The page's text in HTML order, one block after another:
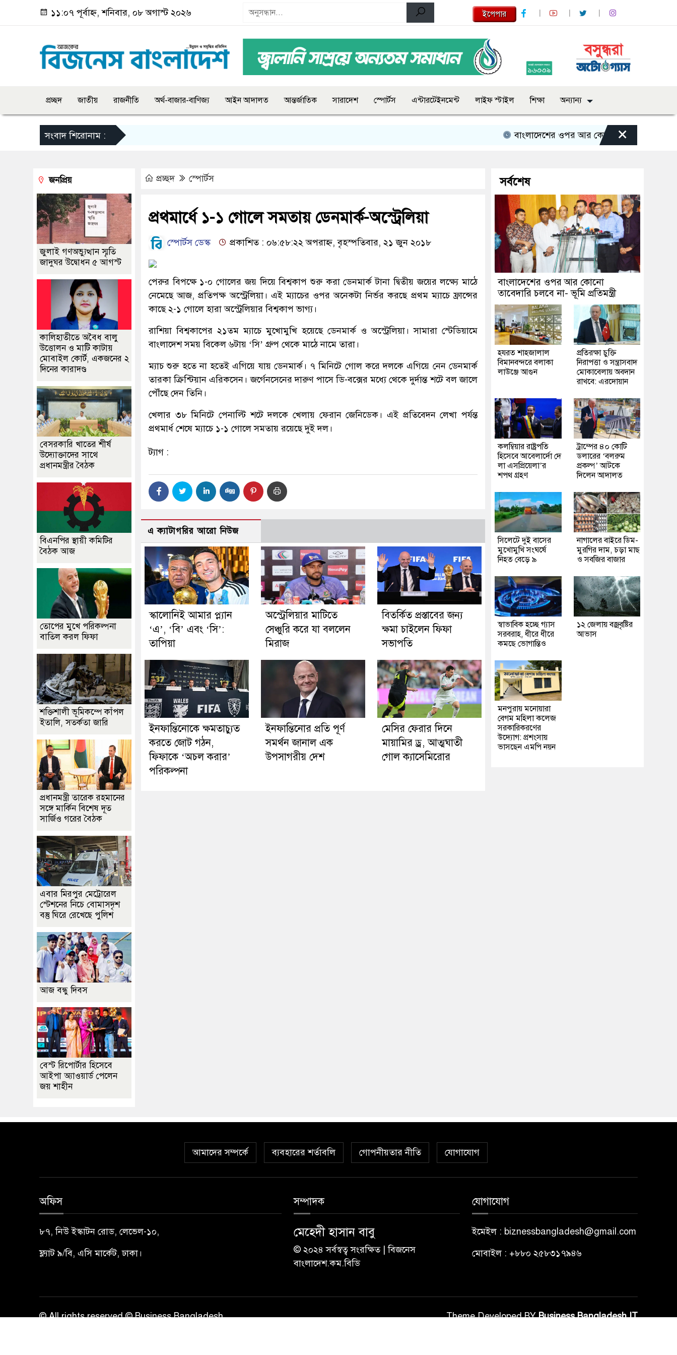
১১:০৭ পূর্বাহ্ন, শনিবার, ০৮ অগাস্ট ২০২৬ ইপেপার
প্রচ্ছদ জাতীয় রাজনীতি অর্থ-বাজার-বাণিজ্য আইন আদালত আন্তর্জাতিক সারাদেশ স্পোর্টস এন্টারটেইনমেন্ট লাইফ স্টাইল শিক্ষা অন্যান্য
সংবাদ শিরোনাম : বাংলাদেশের ওপর আর কোনো তাবেদারি চলবে না- ভূমি
×
প্রচ্ছদ স্পোর্টস
প্রথমার্ধে ১-১ গোলে সমতায় ডেনমার্ক-অস্ট্রেলিয়া
স্পোর্টস ডেস্ক প্রকাশিত : ০৬:৫৮:২২ অপরাহ্ন, বৃহস্পতিবার, ২১ জুন ২০১৮
পেরুর বিপক্ষে ১-০ গোলের জয় দিয়ে বিশ্বকাপ শুরু করা ডেনমার্ক টানা দ্বিতীয় জয়ের লক্ষ্যে মাঠে
নেমেছে আজ, প্রতিপক্ষ অস্ট্রেলিয়া। এই ম্যাচের ওপর অনেকটা নির্ভর করছে প্রথম ম্যাচে ফ্রান্সের
কাছে ২-১ গোলে হারা অস্ট্রেলিয়ার বিশ্বকাপ ভাগ্য।
রাশিয়া বিশ্বকাপের ২১তম ম্যাচে মুখোমুখি হয়েছে ডেনমার্ক ও অস্ট্রেলিয়া। সামারা স্টেডিয়ামে
বাংলাদেশ সময় বিকেল ৬টায় ‘সি’ গ্রুপ থেকে মাঠে নামে তারা।
ম্যাচ শুরু হতে না হতেই এগিয়ে যায় ডেনমার্ক। ৭ মিনিটে গোল করে দলকে এগিয়ে নেন ডেনমার্ক
তারকা ক্রিশ্টিয়ান এরিকসেন। জর্গেনসেনের দারুণ পাসে ডি-বক্সের মধ্যে থেকে দুর্দান্ত শটে বল জালে
পৌঁছে দেন তিনি।
খেলার ৩৮ মিনিটে পেনাল্টি শটে দলকে খেলায় ফেরান জেনিডেক। এই প্রতিবেদন লেখা পর্যন্ত
প্রথমার্ধ শেষে ম্যাচে ১-১ গোলে সমতায় রয়েছে দুই দল।
ট্যাগ :
এ ক্যাটাগরির আরো নিউজ
স্কালোনিই আমার প্ল্যান
‘এ’, ‘বি’ এবং ‘সি’:
তাপিয়া
অস্ট্রেলিয়ার মাটিতে
সেঞ্চুরি করে যা বললেন
মিরাজ
বিতর্কিত প্রস্তাবের জন্য
ক্ষমা চাইলেন ফিফা
সভাপতি
ইনফান্তিনোকে ক্ষমতাচ্যুত
করতে জোট গঠন,
ফিফাকে ‘অচল করার’
পরিকল্পনা
ইনফান্তিনোর প্রতি পূর্ণ
সমর্থন জানাল এক
উপসাগরীয় দেশ
মেসির ফেরার দিনে
মায়ামির ড্র, আত্মঘাতী
গোল ক্যাসেমিরোর
জনপ্রিয়
জুলাই গণঅভ্যুত্থান স্মৃতি
জাদুঘর উদ্বোধন ৫ আগস্ট
কালিহাতীতে অবৈধ বালু
উত্তোলন ও মাটি কাটায়
মোবাইল কোর্ট, একজনের ২
দিনের কারাদণ্ড
বেসরকারি খাতের শীর্ষ
উদ্যোক্তাদের সাথে
প্রধানমন্ত্রীর বৈঠক
বিএনপির স্থায়ী কমিটির
বৈঠক আজ
তোপের মুখে পরিকল্পনা
বাতিল করল ফিফা
শক্তিশালী ভূমিকম্পে কাঁপল
ইতালি, সতর্কতা জারি
প্রধানমন্ত্রী তারেক রহমানের
সঙ্গে মার্কিন বিশেষ দূত
সার্জিও গরের বৈঠক
এবার মিরপুর মেট্রোরেল
স্টেশনের নিচে বোমাসদৃশ
বস্তু ঘিরে রেখেছে পুলিশ
আজ বন্ধু দিবস
বেস্ট রিপোর্টার হিসেবে
আইপা অ্যাওয়ার্ড পেলেন
জয় শাহীন
সর্বশেষ
বাংলাদেশের ওপর আর কোনো
তাবেদারি চলবে না- ভূমি প্রতিমন্ত্রী
হযরত শাহজালাল
বিমানবন্দরে বলাকা
লাউঞ্জে আগুন
প্রতিরক্ষা চুক্তি
নিরাপত্তা ও সন্ত্রাসবাদ
মোকাবেলায় অবদান
রাখবে: এরদোয়ান
কলম্বিয়ার রাষ্ট্রপতি
হিসেবে আবেলার্দো দে
লা এসপ্রিয়েলা’র
শপথ গ্রহণ
ট্রাম্পের ৪০ কোটি
ডলারের ‘বলরুম
প্রকল্প’ আটকে
দিলেন আদালত
সিলেটে দুই বাসের
মুখোমুখি সংঘর্ষে
নিহত বেড়ে ৯
নাগালের বাইরে ডিম-
মুরগির দাম, চড়া মাছ
ও সবজির বাজার
স্বাভাবিক হচ্ছে গ্যাস
সরবরাহ, ধীরে ধীরে
কমছে ভোগান্তিও
১২ জেলায় বজ্রবৃষ্টির
আভাস
মনপুরায় মনোয়ারা
বেগম মহিলা কলেজ
সরকারিকরণের
উদ্যোগ: প্রশংসায়
ভাসছেন এমপি নয়ন
আমাদের সম্পর্কে ব্যবহারের শর্তাবলি গোপনীয়তার নীতি যোগাযোগ
অফিস
৮৭, নিউ ইস্কাটন রোড, লেভেল-১০,
ফ্ল্যাট ৯/বি, এসি মার্কেট, ঢাকা।
সম্পাদক
মেহেদী হাসান বাবু
© ২০২৪ সর্বস্বত্ব সংরক্ষিত | বিজনেস
বাংলাদেশ.কম.বিডি
যোগাযোগ
ইমেইল : biznessbangladesh@gmail.com
মোবাইল : +৮৮০ ২৫৮৩১৭৯৪৬
© All rights reserved © Business Bangladesh Theme Developed BYBusiness Bangladesh IT